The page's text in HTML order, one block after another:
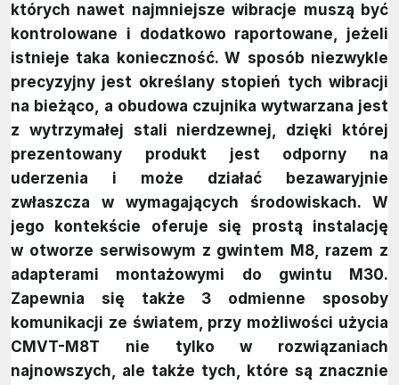
których nawet najmniejsze wibracje muszą być
kontrolowane i dodatkowo raportowane, jeżeli
istnieje taka konieczność. W sposób niezwykle
precyzyjny jest określany stopień tych wibracji
na bieżąco, a obudowa czujnika wytwarzana jest
z wytrzymałej stali nierdzewnej, dzięki której
prezentowany produkt jest odporny na
uderzenia i może działać bezawaryjnie
zwłaszcza w wymagających środowiskach. W
jego kontekście oferuje się prostą instalację
w otworze serwisowym z gwintem M8, razem z
adapterami montażowymi do gwintu M30.
Zapewnia się także 3 odmienne sposoby
komunikacji ze światem, przy możliwości użycia
CMVT-M8T nie tylko w rozwiązaniach
najnowszych, ale także tych, które są znacznie